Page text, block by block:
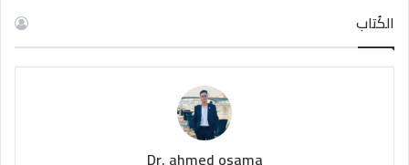
الكُتاب
Dr. ahmed osama